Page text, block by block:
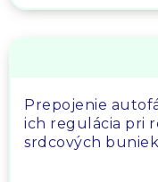
Prepojenie
ich regulácia pri
srdcových